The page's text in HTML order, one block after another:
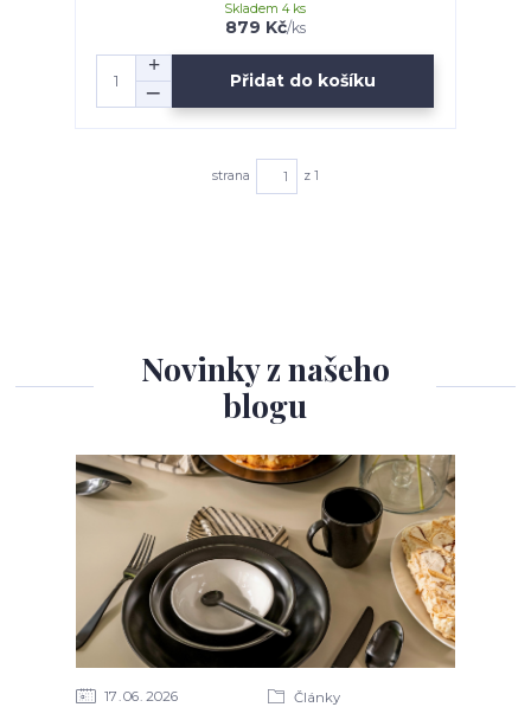
879 Kč/ks
Skladem 4 ks
Přidat do košíku
strana z 1
Novinky z našeho
blogu
17 06 2026 Články